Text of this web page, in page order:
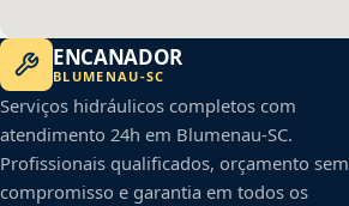
ENCANADOR
BLUMENAU-SC
Serviços hidráulicos completos com
atendimento 24h em Blumenau-SC.
Profissionais qualificados, orçamento sem
compromisso e garantia em todos os